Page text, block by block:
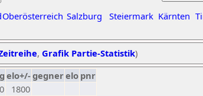
Oberösterreich Salzburg Steiermark Kärnten
, Grafik Partie-Statistik)
elo+/-gegnerelo pnr
0
1800